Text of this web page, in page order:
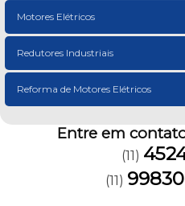
Motores Elétricos
Redutores Industriais
Reforma de Motores Elétricos
Entre em
(11)
(11)